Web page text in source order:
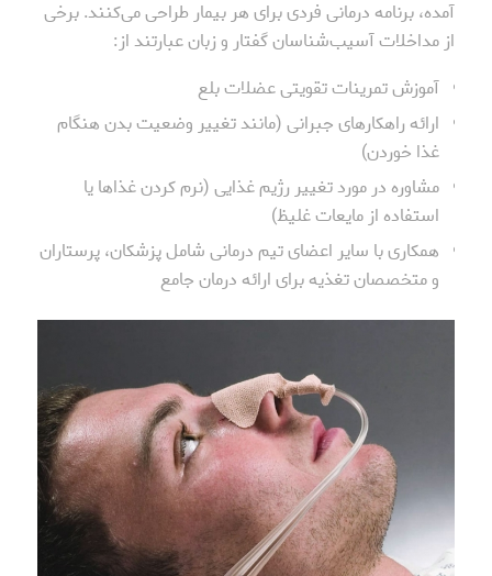
آمده، برنامه درمانی فردی برای هر بیمار طراحی می‌کنند. برخی
از مداخلات آسیب‌شناسان گفتار و زبان عبارتند از:
آموزش تمرینات تقویتی عضلات بلع
ارائه راهکارهای جبرانی (مانند تغییر وضعیت بدن هنگام
غذا خوردن)
مشاوره در مورد تغییر رژیم غذایی (نرم کردن غذاها یا
استفاده از مایعات غلیظ)
همکاری با سایر اعضای تیم درمانی شامل پزشکان، پرستاران
و متخصصان تغذیه برای ارائه درمان جامع